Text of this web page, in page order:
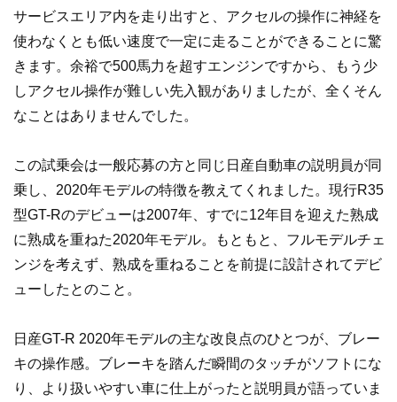
サービスエリア内を走り出すと、アクセルの操作に神経を
使わなくとも低い速度で一定に走ることができることに驚
きます。余裕で500馬力を超すエンジンですから、もう少
しアクセル操作が難しい先入観がありましたが、全くそん
なことはありませんでした。
この試乗会は一般応募の方と同じ日産自動車の説明員が同
乗し、2020年モデルの特徴を教えてくれました。現行R35
型GT-Rのデビューは2007年、すでに12年目を迎えた熟成
に熟成を重ねた2020年モデル。もともと、フルモデルチェ
ンジを考えず、熟成を重ねることを前提に設計されてデビ
ューしたとのこと。
日産GT-R 2020年モデルの主な改良点のひとつが、ブレー
キの操作感。ブレーキを踏んだ瞬間のタッチがソフトにな
り、より扱いやすい車に仕上がったと説明員が語っていま